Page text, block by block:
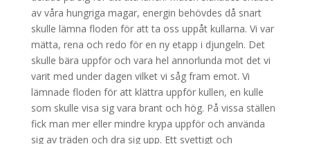
av våra hungriga magar, energin behövdes då snart
skulle lämna floden för att ta oss uppåt kullarna. Vi var
mätta, rena och redo för en ny etapp i djungeln. Det
skulle bära uppför och vara hel annorlunda mot det vi
varit med under dagen vilket vi såg fram emot. Vi
lämnade floden för att klättra uppför kullen, en kulle
som skulle visa sig vara brant och hög. På vissa ställen
fick man mer eller mindre krypa uppför och använda
sig av träden och dra sig upp. Ett svettigt och